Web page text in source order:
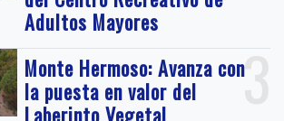
Adultos Mayores
3
Monte Hermoso: Avanza con
la puesta en valor del
Laberinto Vegetal